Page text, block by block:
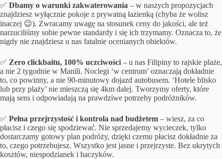
✅ Dbamy o warunki zakwaterowania – w naszych propozycjach
znajdziesz wyłącznie pokoje z prywatną łazienką (chyba że wolisz
inaczej 😉). Zwracamy uwagę na stosunek ceny do jakości, ale też
narzuciliśmy sobie pewne standardy i się ich trzymamy. Oznacza to, że
nigdy nie znajdziesz u nas fatalnie ocenianych obiektów.
✅ Zero clickbaitu, 100% uczciwości – u nas Filipiny to rajskie plaże,
a nie 2 tygodnie w Manili. Noclegi ‘w centrum’ oznaczają dokładnie
to, co powinny, a nie 90-minutowy dojazd autobusem. ‘Hotele blisko
lub przy plaży’ nie mieszczą się 4km dalej. Tworzymy oferty, które
mają sens i odpowiadają na prawdziwe potrzeby podróżników.
✅ Pełna przejrzystość i kontrola nad budżetem – wiesz, za co
płacisz i czego się spodziewać. Nie sprzedajemy wycieczek, tylko
dostarczamy gotowy plan podróży, dzięki czemu płacisz dokładnie za
to, czego potrzebujesz. Wszystko jest jasne i przejrzyste. Bez ukrytych
kosztów, niespodzianek i haczyków.